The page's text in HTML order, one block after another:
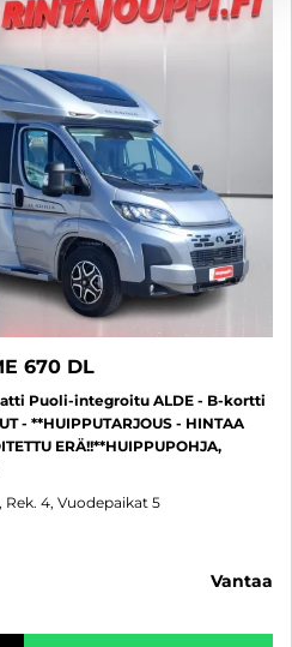
670 DL
Puoli-integroitu ALDE - B-kortti
- **HUIPPUTARJOUS - HINTAA
ERÄ!!**HUIPPUPOHJA,
4, Vuodepaikat 5
vantaa